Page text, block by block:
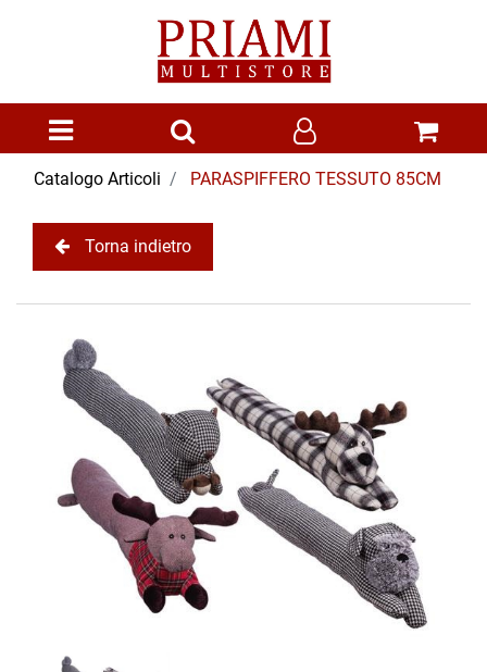
Open menu
Catalogo Articoli PARASPIFFERO TESSUTO 85CM
Torna indietro